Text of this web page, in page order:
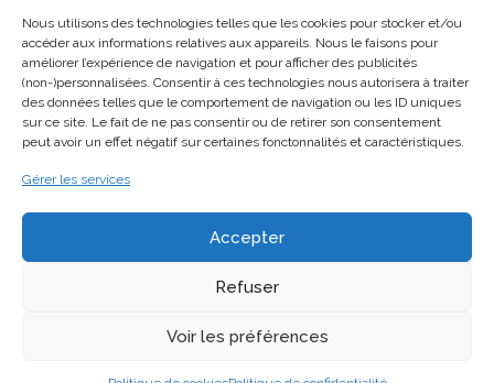
Nous utilisons des technologies telles que les cookies pour stocker et/ou
accéder aux informations relatives aux appareils. Nous le faisons pour
améliorer l’expérience de navigation et pour afficher des publicités
(non-)personnalisées. Consentir à ces technologies nous autorisera à traiter
des données telles que le comportement de navigation ou les ID uniques
sur ce site. Le fait de ne pas consentir ou de retirer son consentement
peut avoir un effet négatif sur certaines fonctonnalités et caractéristiques.
Gérer les services
Accepter
Refuser
Voir les préférences